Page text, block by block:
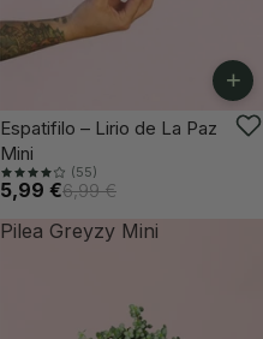
-14%
+
Espatifilo – Lirio de La Paz
Mini
(55)
5,99 €6,99 €
Pilea Greyzy Mini